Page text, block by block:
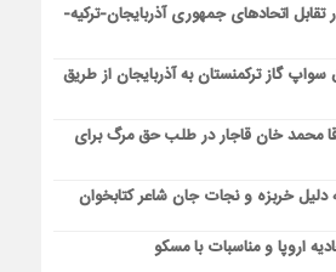
تقابل اتحادهای جمهوری آذربایجان-ترکیه-
سواپ گاز ترکمنستان به آذربایجان از طریق
محمد خان قاجار در طلب حق مرگ برای
دلیل خربزه و نجات جان شاعر کتابخوان
اروپا و مناسبات با مسکو